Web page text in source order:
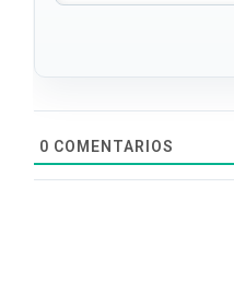
0 COMENTARIOS